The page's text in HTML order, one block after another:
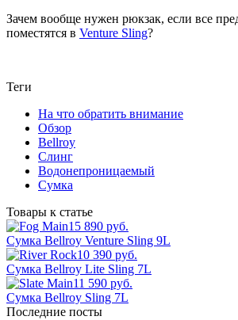
Зачем вообще нужен рюкзак, если все
поместятся в Venture Sling?
Теги
На что обратить внимание
Обзор
Bellroy
Слинг
Водонепроницаемый
Сумка
Товары к статье
15 890 руб.
Сумка Bellroy Venture Sling 9L
10 390 руб.
Сумка Bellroy Lite Sling 7L
11 590 руб.
Сумка Bellroy Sling 7L
Последние посты